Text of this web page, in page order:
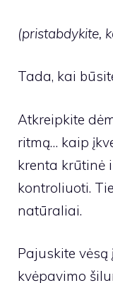
(pristabdykite,
Tada, kai
Atkreipkite
ritmą… kaip
krenta krūtinė
kontroliuoti.
natūraliai.
Pajuskite
kvėpavimo